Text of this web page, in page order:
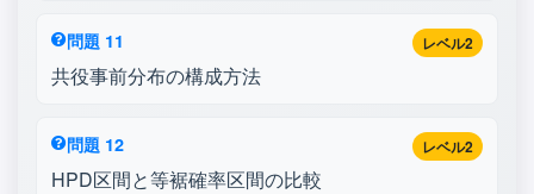
レベル2
問題 11
共役事前分布の構成方法
レベル2
問題 12
HPD区間と等裾確率区間の比較